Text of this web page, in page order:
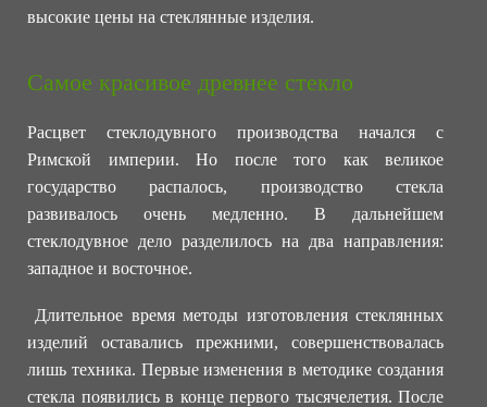
высокие цены на стеклянные изделия.
Самое красивое древнее стекло
Расцвет стеклодувного производства начался с
Римской империи. Но после того как великое
государство распалось, производство стекла
развивалось очень медленно. В дальнейшем
стеклодувное дело разделилось на два направления:
западное и восточное.
Длительное время методы изготовления стеклянных
изделий оставались прежними, совершенствовалась
лишь техника. Первые изменения в методике создания
стекла появились в конце первого тысячелетия. После